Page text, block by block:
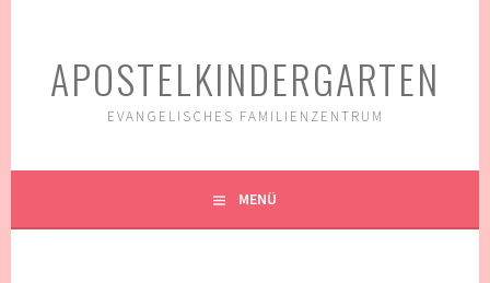
APOSTELKINDERGARTEN
EVANGELISCHES FAMILIENZENTRUM
MENÜ